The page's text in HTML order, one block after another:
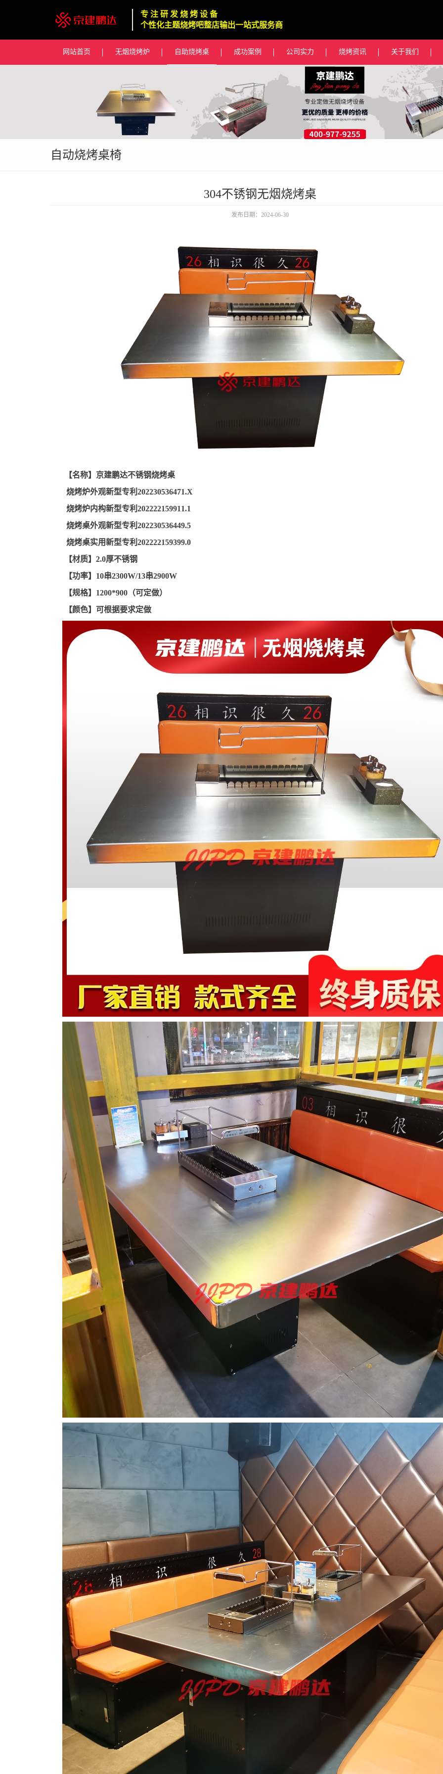
专 注 研 发 烧 烤 设 备
个性化主题烧烤吧整店输出一站式服务商
网站首页 无烟烧烤炉 自助烧烤桌 成功案例 公司实力 烧烤资讯 关于我们
自动烧烤桌椅
304不锈钢无烟烧烤桌
发布日期：2024-06-30
【名称】京建鹏达不锈钢烧烤桌
烧烤炉外观新型专利202230536471.X
烧烤炉内构新型专利202222159911.1
烧烤桌外观新型专利202230536449.5
烧烤桌实用新型专利202222159399.0
【材质】2.0厚不锈钢
【功率】10串2300W/13串2900W
【规格】1200*900（可定做）
【颜色】可根据要求定做